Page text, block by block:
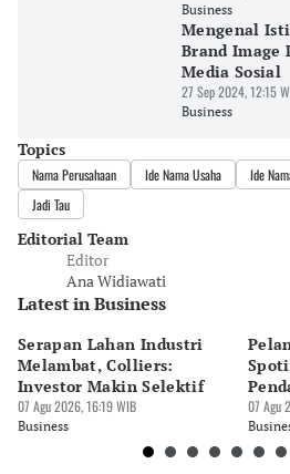
Business
Mengenal
Brand Image
Media Sosial
27 Sep 2024, 12:15
Business
Topics
Nama Perusahaan Ide Nama Usaha Ide
Jadi Tau
Editorial Team
Editor
Ana Widiawati
Latest in Business
Serapan Lahan Industri
Melambat, Colliers:
Investor Makin Selektif
07 Agu 2026, 16:19 WIB
Business
07 Agu